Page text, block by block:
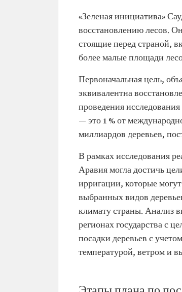
«Зеленая инициатива»
восстановлению лесов.
стоящие перед страной,
более малые площади
Первоначальная цель,
эквивалентна
проведения
— это 1 % от
миллиардов деревьев,
В рамках исследования
Аравия могла достичь
ирригации, которые
выбранных видов
климату страны. Анализ
регионах государства с
посадки деревьев с
температурой, ветром и